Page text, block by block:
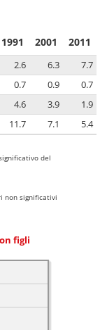
1991 2001 2011
2.6 6.3
7.7
0.7 0.9
0.7
4.6 3.9
1.9
11.7 7.1 5.4
del
non significativi
figli